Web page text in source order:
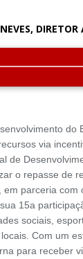
via
de
o repasse de
em parceria
15a
sociais,
Com um
para receber